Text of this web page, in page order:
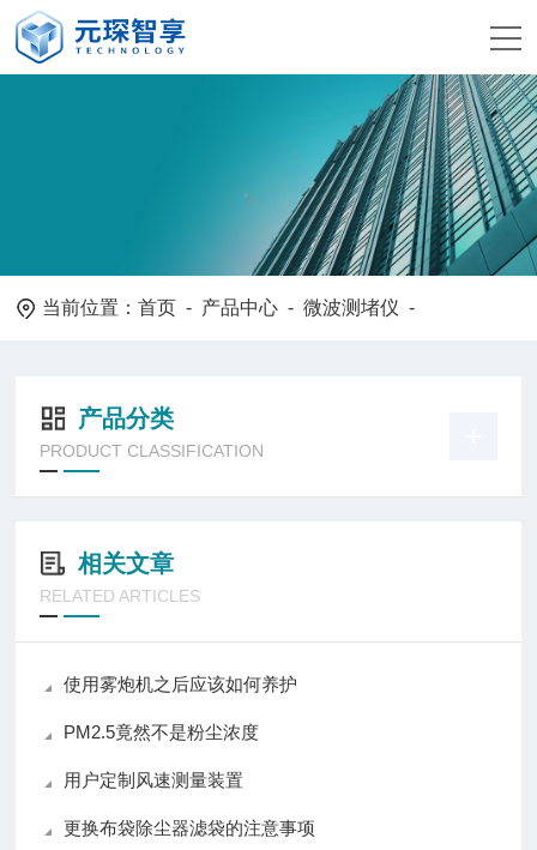
当前位置：首页 - 产品中心 -微波测堵仪 -
产品分类
PRODUCT CLASSIFICATION
相关文章
RELATED ARTICLES
使用雾炮机之后应该如何养护
PM2.5竟然不是粉尘浓度
用户定制风速测量装置
更换布袋除尘器滤袋的注意事项